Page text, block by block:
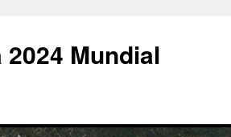
Mundial